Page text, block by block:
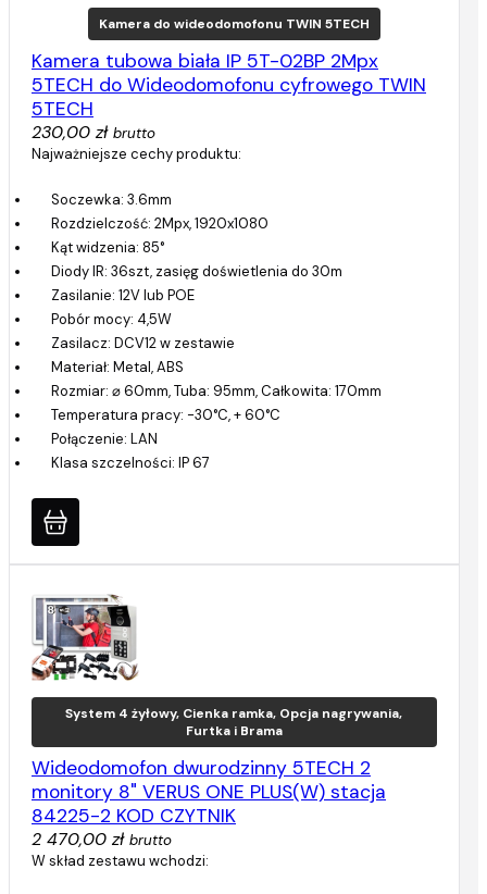
Kamera do wideodomofonu TWIN 5TECH
Kamera tubowa biała IP 5T-02BP 2Mpx
5TECH do Wideodomofonu cyfrowego TWIN
5TECH
230,00 zł brutto
Najważniejsze cechy produktu:
Soczewka: 3.6mm
Rozdzielczość: 2Mpx, 1920x1080
Kąt widzenia: 85°
Diody IR: 36szt, zasięg doświetlenia do 30m
Zasilanie: 12V lub POE
Pobór mocy: 4,5W
Zasilacz: DCV12 w zestawie
Materiał: Metal, ABS
Rozmiar: ⌀ 60mm, Tuba: 95mm, Całkowita: 170mm
Temperatura pracy: -30°C, + 60°C
Połączenie: LAN
Klasa szczelności: IP 67
System 4 żyłowy, Cienka ramka, Opcja nagrywania,
Furtka i Brama
Wideodomofon dwurodzinny 5TECH 2
monitory 8" VERUS ONE PLUS(W) stacja
84225-2 KOD CZYTNIK
2 470,00 zł brutto
W skład zestawu wchodzi: